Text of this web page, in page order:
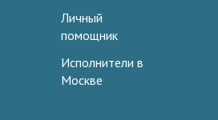
Личный
помощник
Исполнители в
Москве